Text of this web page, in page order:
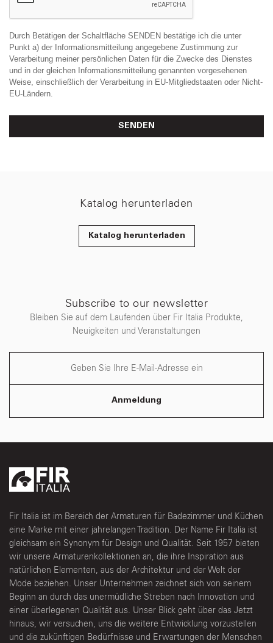
Durch Betätigen der Schaltfläche SENDEN bestätige ich die unter
Punkt a) der Informationsmitteilung angegebene Zustimmung zur
Verarbeitung meiner persönlichen Daten für die Zwecke des Dienstes
und in der gleichen Informationsmitteilung genannten vorgesehenen
Weise, einschließlich der Verarbeitung in EU-Mitgliedstaaten oder Nicht-
EU-Ländern.
SENDEN
Katalog herunterladen
Katalog herunterladen
Subscribe to our newsletter
Bleiben Sie auf dem Laufenden über Fir Italia Produkte,
Neuigkeiten und Veranstaltungen
Anmeldung
Fir Italia ist im Bereich der Armaturen für Badezimmer und Küchen
eine Marke mit einer jahrelangen Tradition. Der Name Fir Italia ist
gleichsam ein Synonym für Design und Qualität. Seit 1957 bieten
wir unsere Armaturenkollektionen an, die ihre Inspiration aus
natürlichen Elementen, aus der Architektur und der Welt der
Mode beziehen. Unser Unternehmen zeichnet sich von seinem
Beginn an durch das unermüdliche Streben nach Innovation und
einer überlegenen Qualität aus. Unser Blick geht über das Jetzt
hinaus, wir versuchen, uns die weitere Entwicklung vorzustellen
und die zukünftigen Bedürfnisse und Erwartungen der Menschen